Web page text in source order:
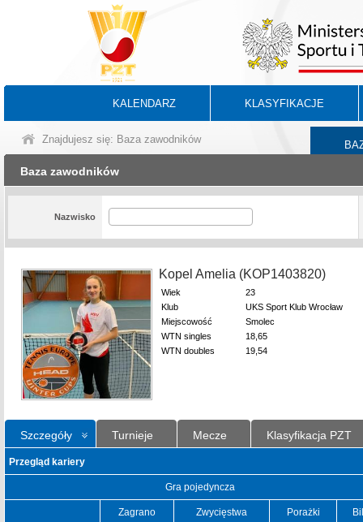
KALENDARZ KLASYFIKACJE
Znajdujesz się: Baza zawodników
Baza zawodników
Nazwisko
Kopel Amelia (KOP1403820)
Wiek
23
Klub
UKS Sport Klub Wrocław
Miejscowość
Smolec
WTN singles
18,65
WTN doubles
19,54
Szczegóły Turnieje Mecze Klasyfikacja PZT
Przegląd kariery
Gra pojedyncza
Zagrano Zwycięstwa Porażki